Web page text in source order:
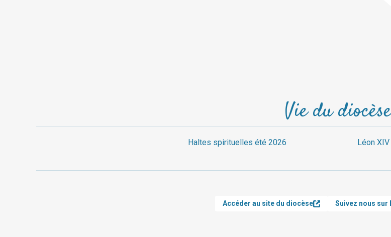
Vie du diocèse
Haltes spirituelles été 2026
Léon
Accéder au site du diocèse Suivez nous sur